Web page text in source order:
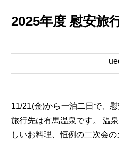
2025年度 慰安旅
11/21(金)から一泊二日で、
旅行先は有馬温泉です。 温
しいお料理、恒例の二次会の